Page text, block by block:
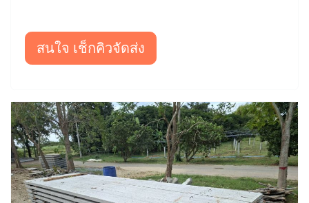
สนใจ เช็กคิวจัดส่ง